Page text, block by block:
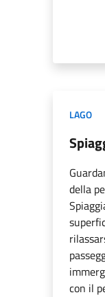
LAGO
della
con il